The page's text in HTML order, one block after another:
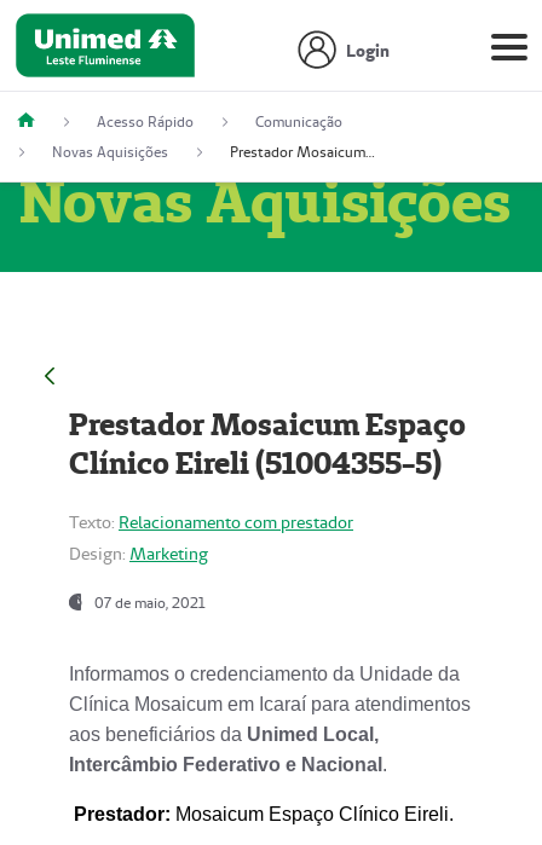
Login
Acesso Rápido
Comunicação
Novas Aquisições
Prestador Mosaicum Espaço Clínico Eireli (51004355-5)
Novas Aquisições
Prestador Mosaicum Espaço
Clínico Eireli (51004355-5)
Texto: Relacionamento com prestador
Design: Marketing
07 de maio, 2021
Informamos o credenciamento da Unidade da
Clínica Mosaicum em Icaraí para atendimentos
aos beneficiários da Unimed Local,
Intercâmbio Federativo e Nacional .
Prestador: Mosaicum Espaço Clínico Eireli.